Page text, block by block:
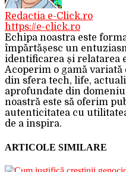
Redactia e-Click.ro
https://e-click.ro
Echipa noastra este
împărtășesc un
identificarea și relatarea
Acoperim o gamă variată
din sfera tech, life,
aprofundate din
noastră este să oferim
autenticitatea cu
de a inspira.
ARTICOLE SIMILARE